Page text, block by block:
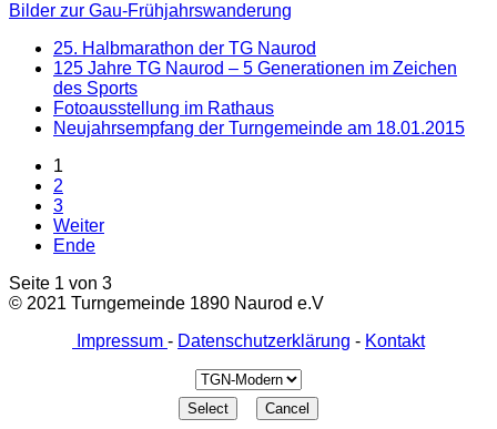
Bilder zur Gau-Frühjahrswanderung
25. Halbmarathon der TG Naurod
125 Jahre TG Naurod – 5 Generationen im Zeichen
des Sports
Fotoausstellung im Rathaus
Neujahrsempfang der Turngemeinde am 18.01.2015
1
2
3
Weiter
Ende
Seite 1 von 3
© 2021 Turngemeinde 1890 Naurod e.V
Impressum - Datenschutzerklärung - Kontakt